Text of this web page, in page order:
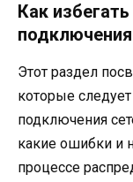
Как
подключения
Этот раздел
которые
подключения
какие ошибки и
процессе